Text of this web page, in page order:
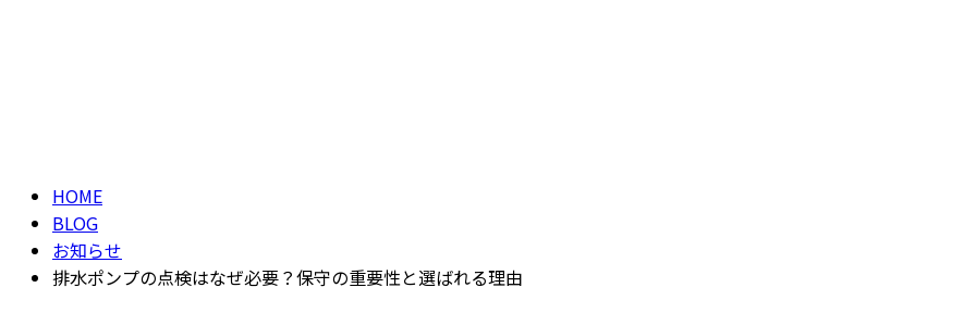
HOME
BLOG
お知らせ
排水ポンプの点検はなぜ必要？保守の重要性と選ばれる理由